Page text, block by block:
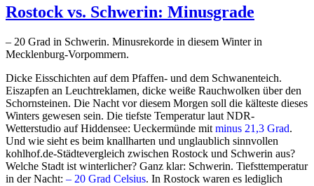
Rostock vs. Schwerin: Minusgrade
– 20 Grad in Schwerin. Minusrekorde in diesem Winter in
Mecklenburg-Vorpommern.
Dicke Eisschichten auf dem Pfaffen- und dem Schwanenteich.
Eiszapfen an Leuchtreklamen, dicke weiße Rauchwolken über den
Schornsteinen. Die Nacht vor diesem Morgen soll die kälteste dieses
Winters gewesen sein. Die tiefste Temperatur laut NDR-
Wetterstudio auf Hiddensee: Ueckermünde mit minus 21,3 Grad.
Und wie sieht es beim knallharten und unglaublich sinnvollen
kohlhof.de-Städtevergleich zwischen Rostock und Schwerin aus?
Welche Stadt ist winterlicher? Ganz klar: Schwerin. Tiefsttemperatur
in der Nacht: – 20 Grad Celsius. In Rostock waren es lediglich